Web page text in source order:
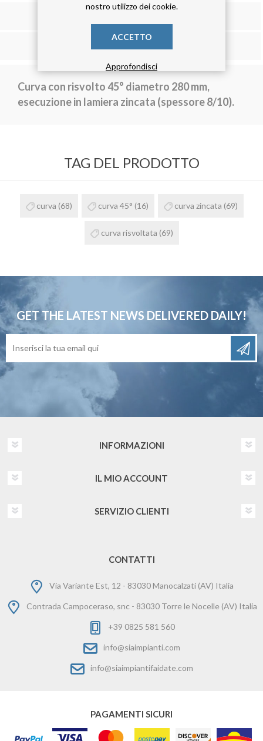
Curva con risvolto 45° diametro 280 mm,
esecuzione in lamiera zincata (spessore 8/10).
TAG DEL PRODOTTO
curva (68) curva 45° (16) curva zincata (69)
curva risvoltata (69)
GET THE LATEST NEWS DELIVERED DAILY!
INFORMAZIONI
IL MIO ACCOUNT
SERVIZIO CLIENTI
CONTATTI
Via Variante Est, 12 - 83030 Manocalzati (AV) Italia
Contrada Campoceraso, snc - 83030 Torre le Nocelle (AV) Italia
+39 0825 581 560
info@siaimpianti.com
info@siaimpiantifaidate.com
PAGAMENTI SICURI
nostro utilizzo dei cookie.
ACCETTO
Approfondisci